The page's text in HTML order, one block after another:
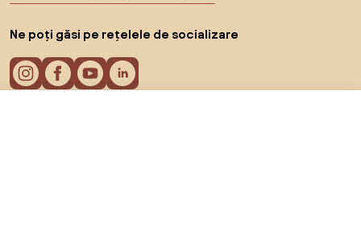
Ne poți găsi pe rețelele de socializare